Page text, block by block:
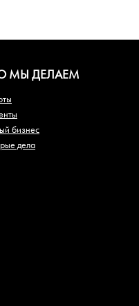
МЫ ДЕЛАЕМ
бизнес
дела